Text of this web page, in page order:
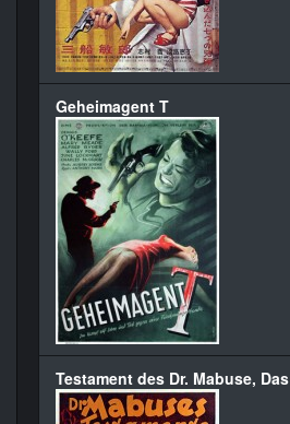
Geheimagent T
Testament des Dr. Mabuse, Das